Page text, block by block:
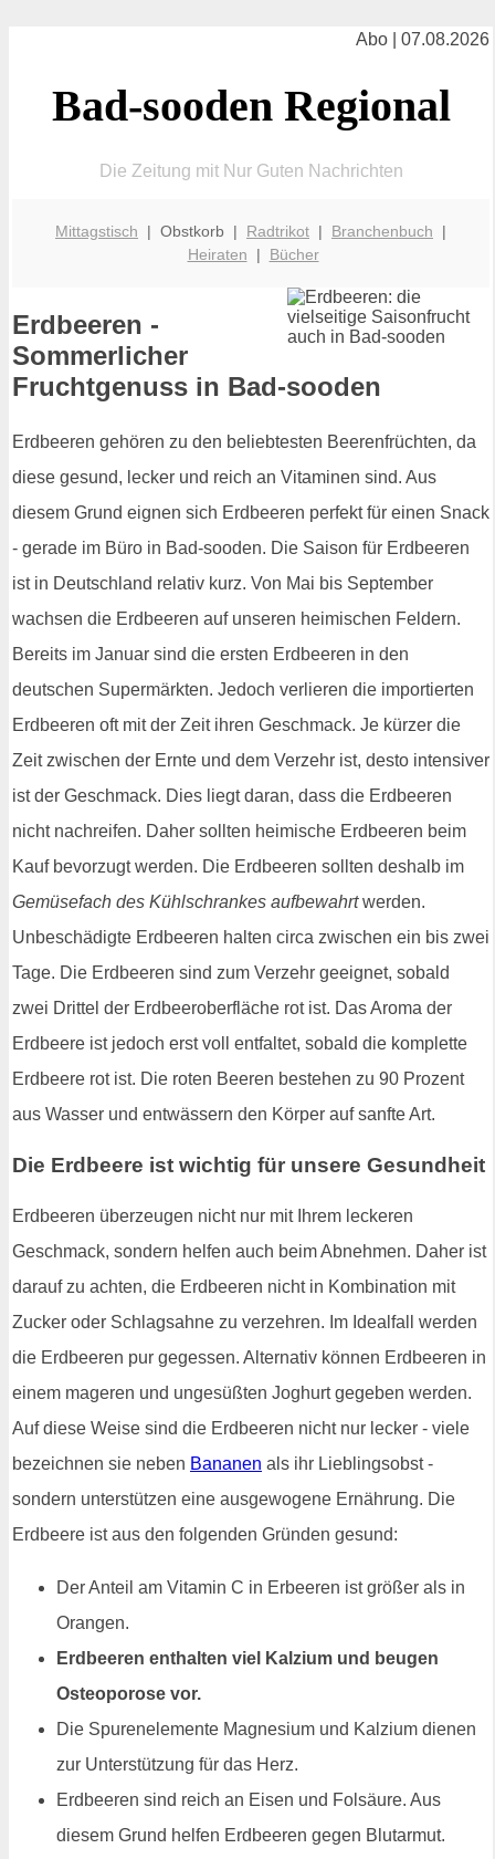
Abo | 07.08.2026
Bad-sooden Regional
Die Zeitung mit Nur Guten Nachrichten
Mittagstisch | Obstkorb | Radtrikot | Branchenbuch |
Heiraten | Bücher
Erdbeeren -
Sommerlicher
Fruchtgenuss in Bad-sooden
Erdbeeren gehören zu den beliebtesten Beerenfrüchten, da
diese gesund, lecker und reich an Vitaminen sind. Aus
diesem Grund eignen sich Erdbeeren perfekt für einen Snack
- gerade im Büro in Bad-sooden. Die Saison für Erdbeeren
ist in Deutschland relativ kurz. Von Mai bis September
wachsen die Erdbeeren auf unseren heimischen Feldern.
Bereits im Januar sind die ersten Erdbeeren in den
deutschen Supermärkten. Jedoch verlieren die importierten
Erdbeeren oft mit der Zeit ihren Geschmack. Je kürzer die
Zeit zwischen der Ernte und dem Verzehr ist, desto intensiver
ist der Geschmack. Dies liegt daran, dass die Erdbeeren
nicht nachreifen. Daher sollten heimische Erdbeeren beim
Kauf bevorzugt werden. Die Erdbeeren sollten deshalb im
Gemüsefach des Kühlschrankes aufbewahrtwerden.
Unbeschädigte Erdbeeren halten circa zwischen ein bis zwei
Tage. Die Erdbeeren sind zum Verzehr geeignet, sobald
zwei Drittel der Erdbeeroberfläche rot ist. Das Aroma der
Erdbeere ist jedoch erst voll entfaltet, sobald die komplette
Erdbeere rot ist. Die roten Beeren bestehen zu 90 Prozent
aus Wasser und entwässern den Körper auf sanfte Art.
Die Erdbeere ist wichtig für unsere Gesundheit
Erdbeeren überzeugen nicht nur mit Ihrem leckeren
Geschmack, sondern helfen auch beim Abnehmen. Daher ist
darauf zu achten, die Erdbeeren nicht in Kombination mit
Zucker oder Schlagsahne zu verzehren. Im Idealfall werden
die Erdbeeren pur gegessen. Alternativ können Erdbeeren in
einem mageren und ungesüßten Joghurt gegeben werden.
Auf diese Weise sind die Erdbeeren nicht nur lecker - viele
bezeichnen sie neben Bananen als ihr Lieblingsobst -
sondern unterstützen eine ausgewogene Ernährung. Die
Erdbeere ist aus den folgenden Gründen gesund:
Der Anteil am Vitamin C in Erbeeren ist größer als in
Orangen.
Erdbeeren enthalten viel Kalzium und beugen
Osteoporose vor.
Die Spurenelemente Magnesium und Kalzium dienen
zur Unterstützung für das Herz.
Erdbeeren sind reich an Eisen und Folsäure. Aus
diesem Grund helfen Erdbeeren gegen Blutarmut.